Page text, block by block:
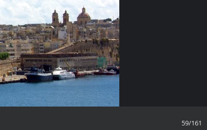
59/161